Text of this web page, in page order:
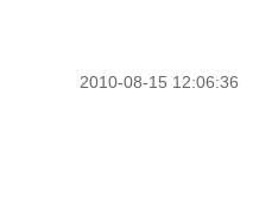
2010-08-15 12:06:36